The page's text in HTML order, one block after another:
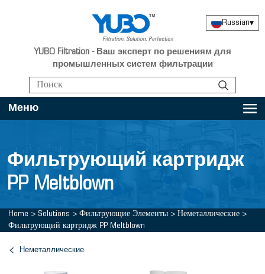
YUBO Filtration - Ваш эксперт по решениям для
промышленных систем фильтрации
Russian▾
Меню
Фильтрующий картридж
PP Meltblown
Home > Solutions > Фильтрующие Элементы > Неметаллические >
Фильтрующий картридж PP Meltblown
Неметаллические